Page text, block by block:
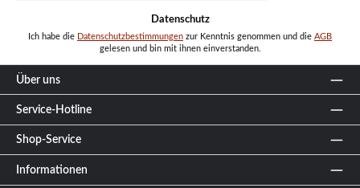
Datenschutz
Ich habe die Datenschutzbestimmungen zur Kenntnis genommen und die AGB
gelesen und bin mit ihnen einverstanden.
Über uns
Service-Hotline
Shop-Service
Informationen